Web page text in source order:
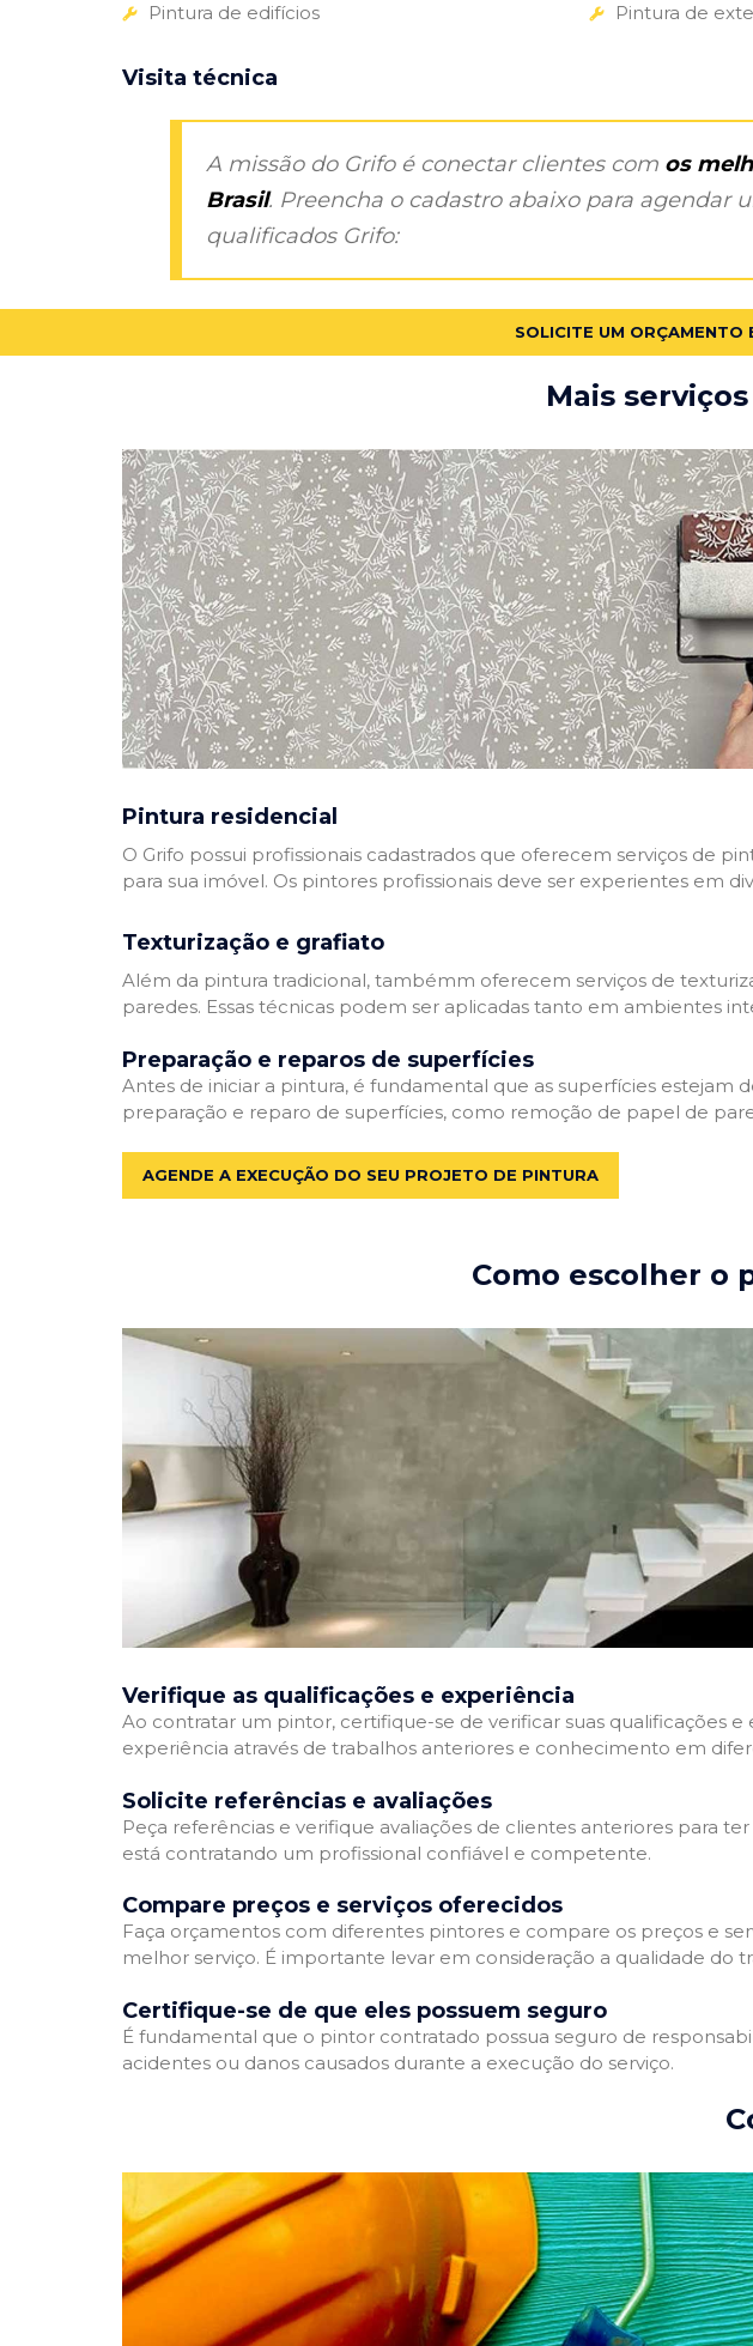
Pintura de edifícios
Pintura de
Visita técnica
A missão do Grifo é conectar clientes com os
Brasil. Preencha o cadastro abaixo para agendar
qualificados Grifo:
SOLICITE UM ORÇAMENTO
Mais
Pintura residencial
O Grifo possui profissionais cadastrados que oferecem serviços de
para sua imóvel. Os pintores profissionais deve ser experientes em
Texturização e grafiato
Além da pintura tradicional, tambémm oferecem serviços de
paredes. Essas técnicas podem ser aplicadas tanto em ambientes
Preparação e reparos de superfícies
Antes de iniciar a pintura, é fundamental que as superfícies estejam
preparação e reparo de superfícies, como remoção de papel de
AGENDE A EXECUÇÃO DO SEU PROJETO DE PINTURA
Como escolher o
Verifique as qualificações e experiência
Ao contratar um pintor, certifique-se de verificar suas qualificações
experiência através de trabalhos anteriores e conhecimento em
Solicite referências e avaliações
Peça referências e verifique avaliações de clientes anteriores para
está contratando um profissional confiável e competente.
Compare preços e serviços oferecidos
Faça orçamentos com diferentes pintores e compare os preços e
melhor serviço. É importante levar em consideração a qualidade do
Certifique-se de que eles possuem seguro
É fundamental que o pintor contratado possua seguro de
acidentes ou danos causados durante a execução do serviço.